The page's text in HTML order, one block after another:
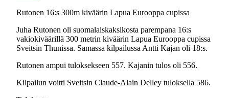
Rutonen 16:s 300m kiväärin Lapua Eurooppa cupissa
Juha Rutonen oli suomalaiskaksikosta parempana 16:s
vakiokiväärillä 300 metrin kiväärin Lapua Eurooppa cupissa
Sveitsin Thunissa. Samassa kilpailussa Antti Kajan oli 18:s.
Rutonen ampui tuloksekseen 557. Kajanin tulos oli 556.
Kilpailun voitti Sveitsin Claude-Alain Delley tuloksella 586.